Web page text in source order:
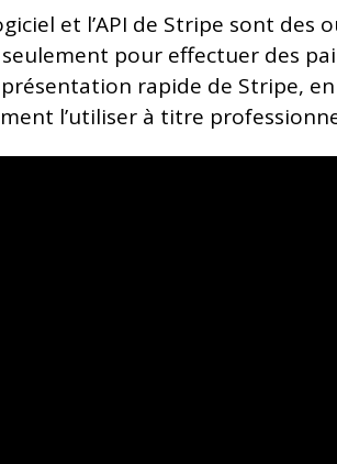
et l’API de Stripe sont
pour effectuer des
rapide de Stripe,
l’utiliser à titre